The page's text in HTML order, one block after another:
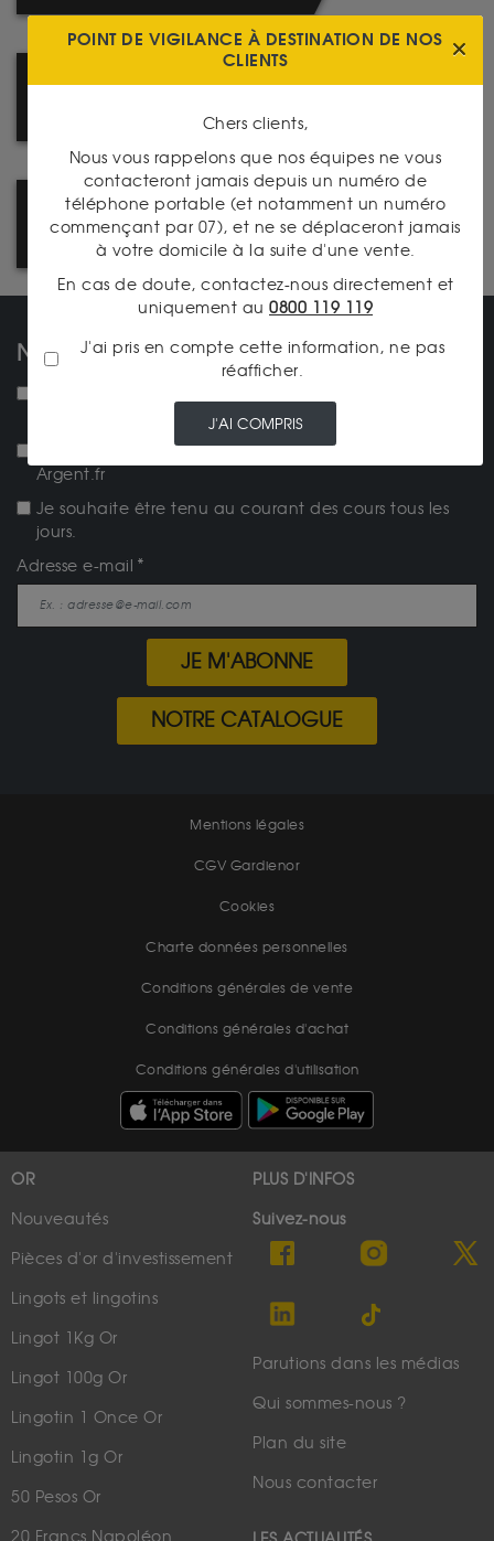
PRIX DE RACHAT 100%
COMMENT ACHETER SUR LE
SITE ? SUIVEZ LE GUIDE !
NOS NEWSLETTERS
Je souhaite recevoir la newsletter Achat-Or-et-
Argent.fr
Je souhaite être tenu au courant des cours tous les
jours.
Adresse e-mail
JE M'ABONNE
NOTRE CATALOGUE
Mentions légales
CGV Gardienor
Cookies
Charte données personnelles
Conditions générales de vente
Conditions générales d'achat
Conditions générales d'utilisation
OR
Nouveautés
Pièces d'or d'investissement
Lingots et lingotins
Lingot 1Kg Or
Lingot 100g Or
Lingotin 1 Once Or
Lingotin 1g Or
50 Pesos Or
PLUS D'INFOS
Suivez-nous
Parutions dans les médias
Qui sommes-nous ?
Plan du site
Nous contacter
POINT DE VIGILANCE À DESTINATION DE NOS
CLIENTS
Chers clients,
Nous vous rappelons que nos équipes ne vous
contacteront jamais depuis un numéro de
téléphone portable (et notamment un numéro
commençant par 07), et ne se déplaceront jamais
à votre domicile à la suite d'une vente.
En cas de doute, contactez-nous directement et
uniquement au 0800 119 119
J'ai pris en compte cette information, ne pas
réafficher.
J'AI COMPRIS